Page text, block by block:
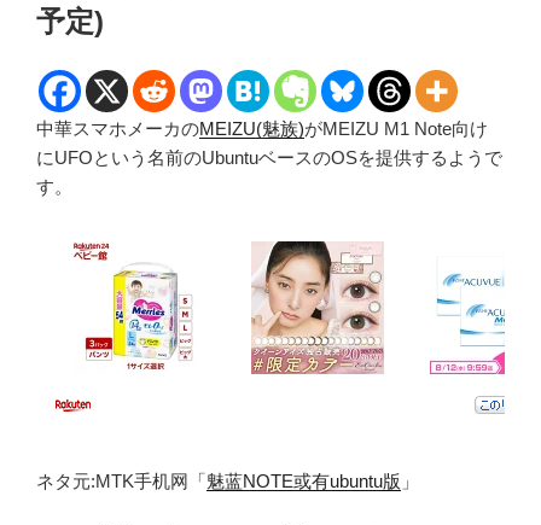
予定)
中華スマホメーカのMEIZU(魅族)がMEIZU M1 Note向け
にUFOという名前のUbuntuベースのOSを提供するようで
す。
ネタ元:MTK手机网「魅蓝NOTE或有ubuntu版 」